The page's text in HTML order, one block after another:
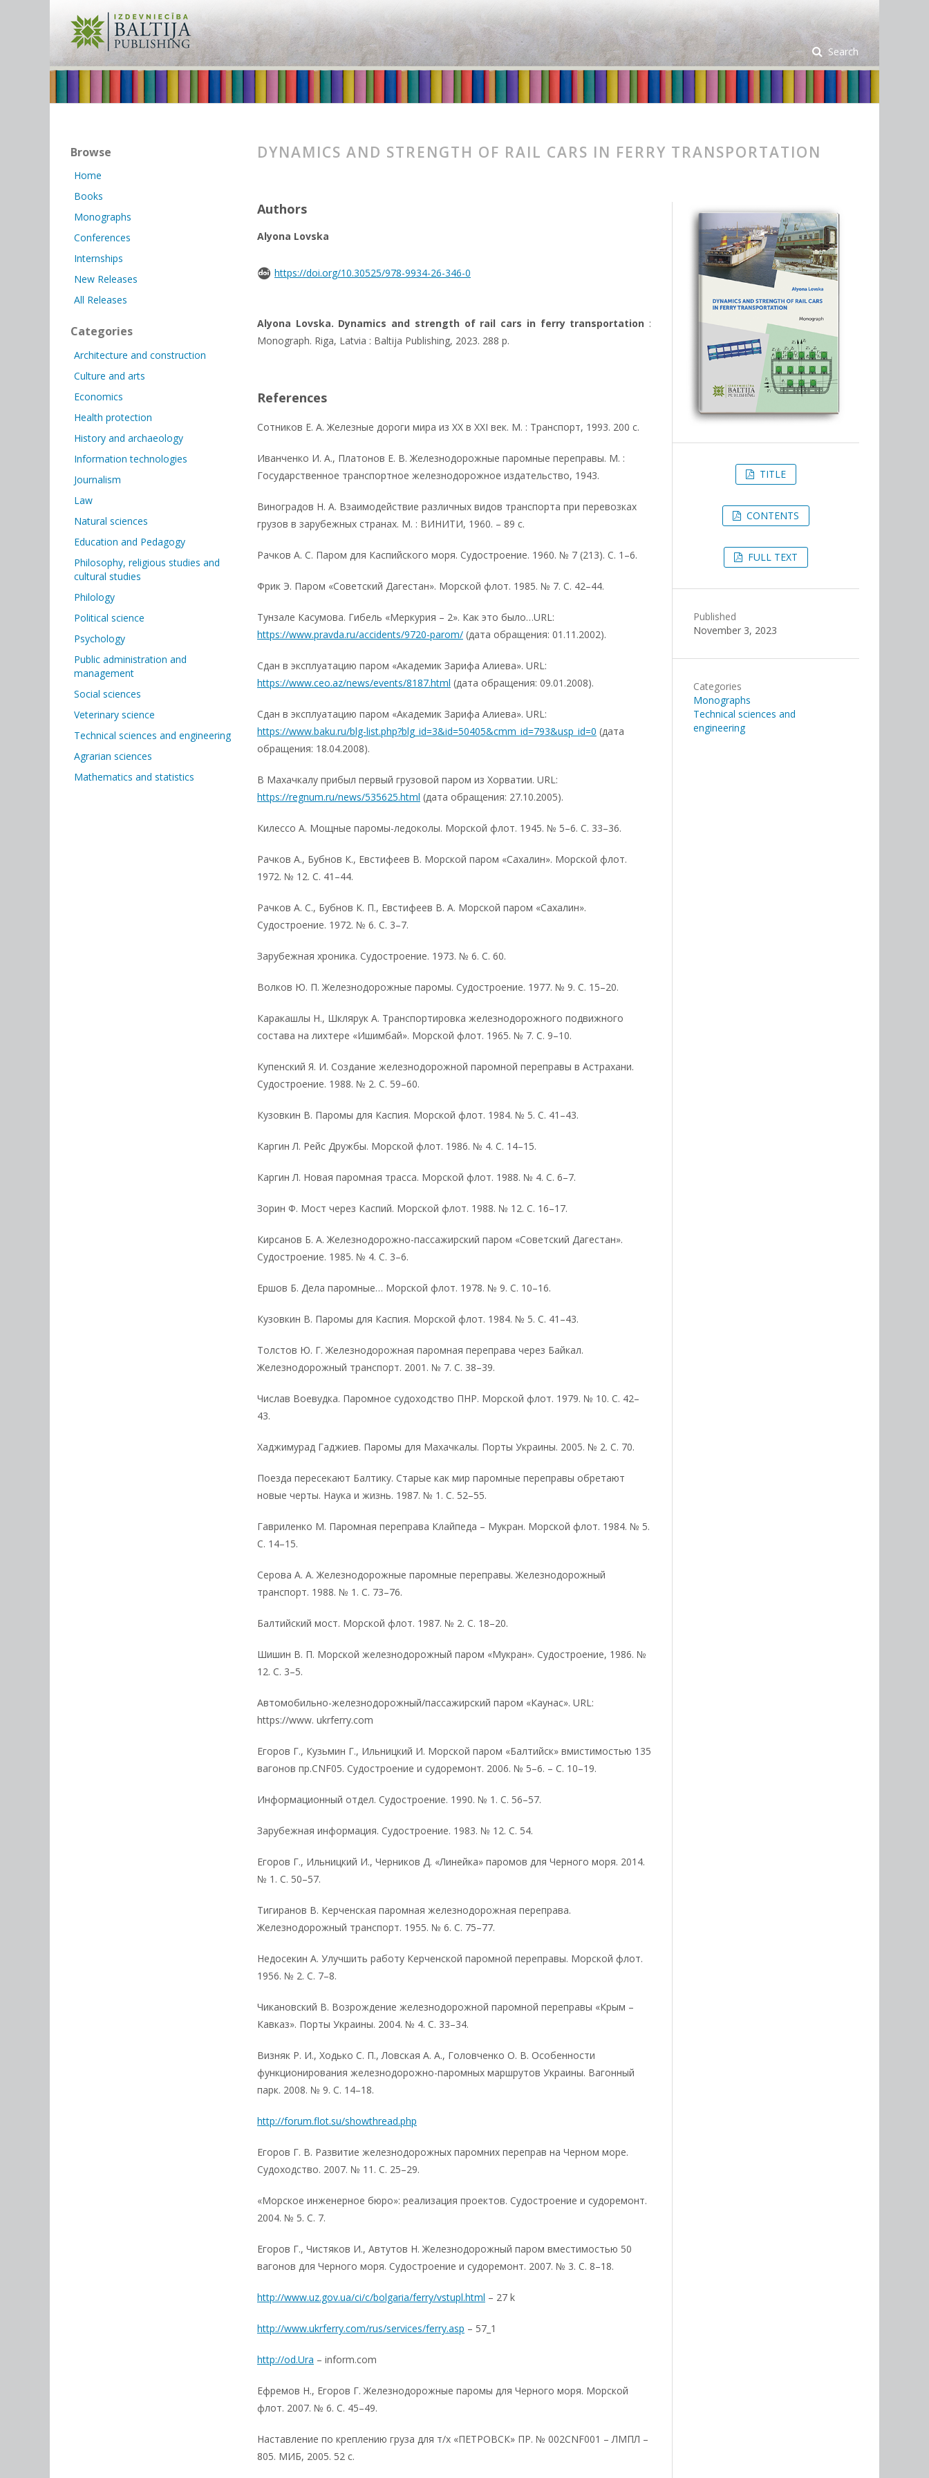
Search
DYNAMICS AND STRENGTH OF RAIL CARS IN FERRY TRANSPORTATION
Authors
Аlyona Lovska
https://doi.org/10.30525/978-9934-26-346-0
Аlyona Lovska. Dynamics and strength of rail cars in ferry transportation :
Monograph. Riga, Latvia : Baltija Publishing, 2023. 288 р.
References
Сотников Е. А. Железные дороги мира из XX в XXI век. М. : Транспорт, 1993. 200 с.
Иванченко И. А., Платонов Е. В. Железнодорожные паромные переправы. М. :
Государственное транспортное железнодорожное издательство, 1943.
Виноградов Н. А. Взаимодействие различных видов транспорта при перевозках
грузов в зарубежных странах. М. : ВИНИТИ, 1960. – 89 с.
Рачков А. С. Паром для Каспийского моря. Судостроение. 1960. № 7 (213). С. 1–6.
Фрик Э. Паром «Советский Дагестан». Морской флот. 1985. № 7. С. 42–44.
Тунзале Касумова. Гибель «Меркурия – 2». Как это было…URL:
https://www.pravda.ru/accidents/9720-parom/ (дата обращения: 01.11.2002).
Сдан в эксплуатацию паром «Академик Зарифа Алиева». URL:
https://www.ceo.az/news/events/8187.html (дата обращения: 09.01.2008).
Сдан в эксплуатацию паром «Академик Зарифа Алиева». URL:
https://www.baku.ru/blg-list.php?blg_id=3&id=50405&cmm_id=793&usp_id=0 (дата
обращения: 18.04.2008).
В Махачкалу прибыл первый грузовой паром из Хорватии. URL:
https://regnum.ru/news/535625.html (дата обращения: 27.10.2005).
Килессо А. Мощные паромы-ледоколы. Морской флот. 1945. № 5–6. С. 33–36.
Рачков А., Бубнов К., Евстифеев В. Морской паром «Сахалин». Морской флот.
1972. № 12. С. 41–44.
Рачков А. С., Бубнов К. П., Евстифеев В. А. Морской паром «Сахалин».
Судостроение. 1972. № 6. С. 3–7.
Зарубежная хроника. Судостроение. 1973. № 6. С. 60.
Волков Ю. П. Железнодорожные паромы. Судостроение. 1977. № 9. С. 15–20.
Каракашлы Н., Шклярук А. Транспортировка железнодорожного подвижного
состава на лихтере «Ишимбай». Морской флот. 1965. № 7. С. 9–10.
Купенский Я. И. Создание железнодорожной паромной переправы в Астрахани.
Судостроение. 1988. № 2. С. 59–60.
Кузовкин В. Паромы для Каспия. Морской флот. 1984. № 5. С. 41–43.
Каргин Л. Рейс Дружбы. Морской флот. 1986. № 4. С. 14–15.
Каргин Л. Новая паромная трасса. Морской флот. 1988. № 4. С. 6–7.
Зорин Ф. Мост через Каспий. Морской флот. 1988. № 12. С. 16–17.
Кирсанов Б. А. Железнодорожно-пассажирский паром «Советский Дагестан».
Судостроение. 1985. № 4. С. 3–6.
Ершов Б. Дела паромные… Морской флот. 1978. № 9. С. 10–16.
Кузовкин В. Паромы для Каспия. Морской флот. 1984. № 5. С. 41–43.
Толстов Ю. Г. Железнодорожная паромная переправа через Байкал.
Железнодорожный транспорт. 2001. № 7. С. 38–39.
Числав Воевудка. Паромное судоходство ПНР. Морской флот. 1979. № 10. С. 42–
43.
Хаджимурад Гаджиев. Паромы для Махачкалы. Порты Украины. 2005. № 2. С. 70.
Поезда пересекают Балтику. Старые как мир паромные переправы обретают
новые черты. Наука и жизнь. 1987. № 1. С. 52–55.
Гавриленко М. Паромная переправа Клайпеда – Мукран. Морской флот. 1984. № 5.
С. 14–15.
Серова А. А. Железнодорожные паромные переправы. Железнодорожный
транспорт. 1988. № 1. С. 73–76.
Балтийский мост. Морской флот. 1987. № 2. С. 18–20.
Шишин В. П. Морской железнодорожный паром «Мукран». Судостроение, 1986. №
12. С. 3–5.
Автомобильно-железнодорожный/пассажирский паром «Каунас». URL:
https://www. ukrferry.com
Егоров Г., Кузьмин Г., Ильницкий И. Морской паром «Балтийск» вмистимостью 135
вагонов пр.CNF05. Судостроение и судоремонт. 2006. № 5–6. – С. 10–19.
Информационный отдел. Судостроение. 1990. № 1. С. 56–57.
Зарубежная информация. Судостроение. 1983. № 12. С. 54.
Егоров Г., Ильницкий И., Черников Д. «Линейка» паромов для Черного моря. 2014.
№ 1. С. 50–57.
Тигиранов В. Керченская паромная железнодорожная переправа.
Железнодорожный транспорт. 1955. № 6. С. 75–77.
Недосекин А. Улучшить работу Керченской паромной переправы. Морской флот.
1956. № 2. С. 7–8.
Чикановский В. Возрождение железнодорожной паромной переправы «Крым –
Кавказ». Порты Украины. 2004. № 4. С. 33–34.
Визняк Р. И., Ходько С. П., Ловская А. А., Головченко О. В. Особенности
функционирования железнодорожно-паромных маршрутов Украины. Вагонный
парк. 2008. № 9. C. 14–18.
http://forum.flot.su/showthread.php
Егоров Г. В. Развитие железнодорожных паромних переправ на Черном море.
Судоходство. 2007. № 11. С. 25–29.
«Морское инженерное бюро»: реализация проектов. Судостроение и судоремонт.
2004. № 5. С. 7.
Егоров Г., Чистяков И., Автутов Н. Железнодорожный паром вместимостью 50
вагонов для Черного моря. Судостроение и судоремонт. 2007. № 3. С. 8–18.
http://www.uz.gov.ua/ci/c/bolgaria/ferry/vstupl.html – 27 k
http://www.ukrferry.сom/rus/services/ferry.asp – 57_1
http://od.Ura – inform.com
Ефремов Н., Егоров Г. Железнодорожные паромы для Черного моря. Морской
флот. 2007. № 6. С. 45–49.
Наставление по креплению груза для т/х «ПЕТРОВСК» ПР. № 002СNF001 – ЛМПЛ –
805. МИБ, 2005. 52 c.
TITLE
CONTENTS
FULL TEXT
Published
November 3, 2023
Categories
Monographs
Technical sciences and
engineering
Browse
Home
Books
Monographs
Conferences
Internships
New Releases
All Releases
Categories
Architecture and construction
Culture and arts
Economics
Health protection
History and archaeology
Information technologies
Journalism
Law
Natural sciences
Education and Pedagogy
Philosophy, religious studies and
cultural studies
Philology
Political science
Psychology
Public administration and
management
Social sciences
Veterinary science
Technical sciences and engineering
Agrarian sciences
Mathematics and statistics